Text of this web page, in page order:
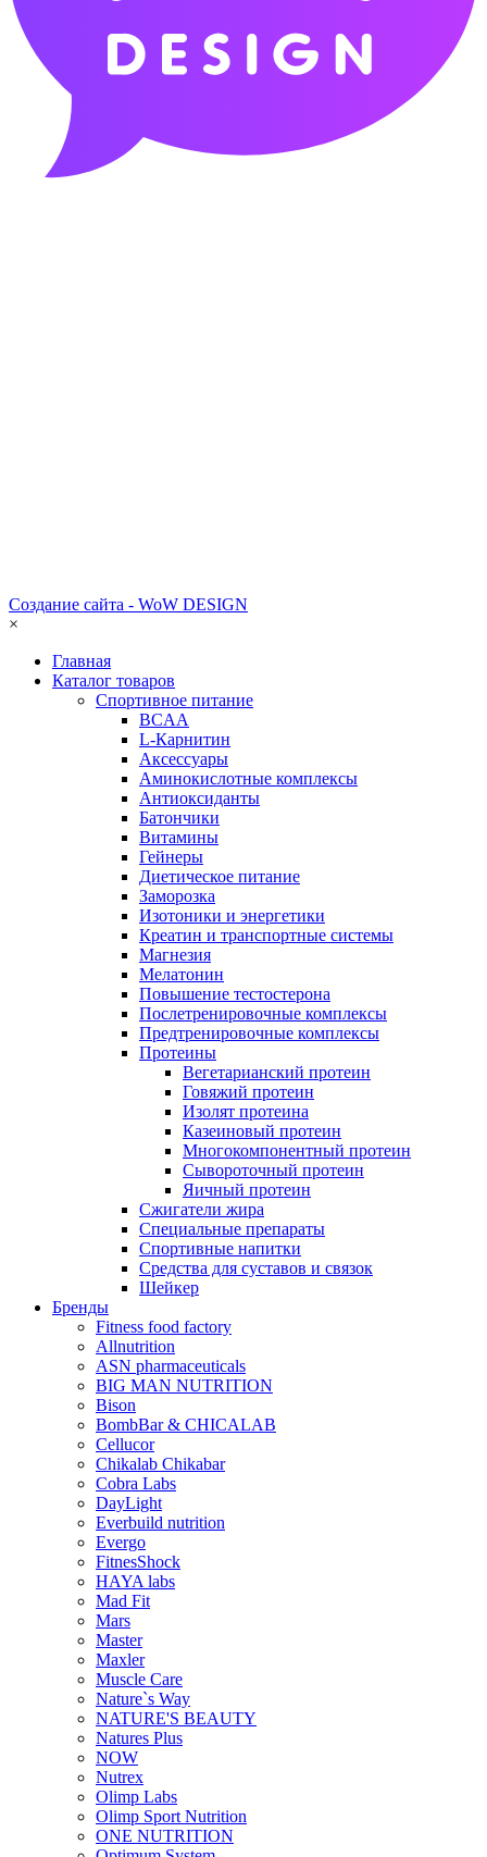
Создание сайта - WoW DESIGN
×
Главная
Каталог товаров
Спортивное питание
BCAA
L-Карнитин
Аксессуары
Аминокислотные комплексы
Антиоксиданты
Батончики
Витамины
Гейнеры
Диетическое питание
Заморозка
Изотоники и энергетики
Креатин и транспортные системы
Магнезия
Мелатонин
Повышение тестостерона
Послетренировочные комплексы
Предтренировочные комплексы
Протеины
Вегетарианский протеин
Говяжий протеин
Изолят протеина
Казеиновый протеин
Многокомпонентный протеин
Сывороточный протеин
Яичный протеин
Сжигатели жира
Специальные препараты
Спортивные напитки
Средства для суставов и связок
Шейкер
Бренды
Fitness food factory
Allnutrition
ASN pharmaceuticals
BIG MAN NUTRITION
Bison
BombBar & CHICALAB
Cellucor
Chikalab Chikabar
Cobra Labs
DayLight
Everbuild nutrition
Evergo
FitnesShock
HAYA labs
Mad Fit
Mars
Master
Maxler
Muscle Care
Nature`s Way
NATURE'S BEAUTY
Natures Plus
NOW
Nutrex
Olimp Labs
Olimp Sport Nutrition
ONE NUTRITION